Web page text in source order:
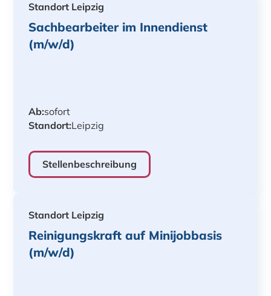
Standort Leipzig
Sachbearbeiter im Innendienst
(m/w/d)
Ab:sofort
Standort:Leipzig
Stellenbeschreibung
Standort Leipzig
Reinigungskraft auf Minijobbasis
(m/w/d)